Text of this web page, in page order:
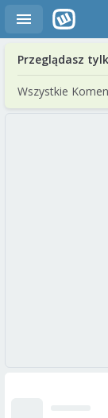
Przeglądasz
Wszystkie